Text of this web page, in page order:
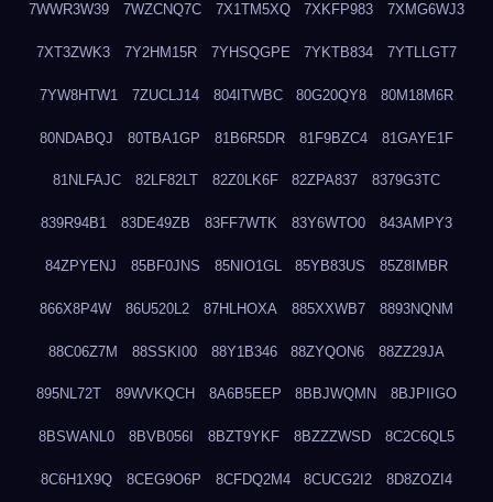
7WWR3W39 7WZCNQ7C 7X1TM5XQ 7XKFP983 7XMG6WJ3
7XT3ZWK3 7Y2HM15R 7YHSQGPE 7YKTB834 7YTLLGT7
7YW8HTW1 7ZUCLJ14 804ITWBC 80G20QY8 80M18M6R
80NDABQJ 80TBA1GP 81B6R5DR 81F9BZC4 81GAYE1F
81NLFAJC 82LF82LT 82Z0LK6F 82ZPA837 8379G3TC
839R94B1 83DE49ZB 83FF7WTK 83Y6WTO0 843AMPY3
84ZPYENJ 85BF0JNS 85NIO1GL 85YB83US 85Z8IMBR
866X8P4W 86U520L2 87HLHOXA 885XXWB7 8893NQNM
88C06Z7M 88SSKI00 88Y1B346 88ZYQON6 88ZZ29JA
895NL72T 89WVKQCH 8A6B5EEP 8BBJWQMN 8BJPIIGO
8BSWANL0 8BVB056I 8BZT9YKF 8BZZZWSD 8C2C6QL5
8C6H1X9Q 8CEG9O6P 8CFDQ2M4 8CUCG2I2 8D8ZOZI4